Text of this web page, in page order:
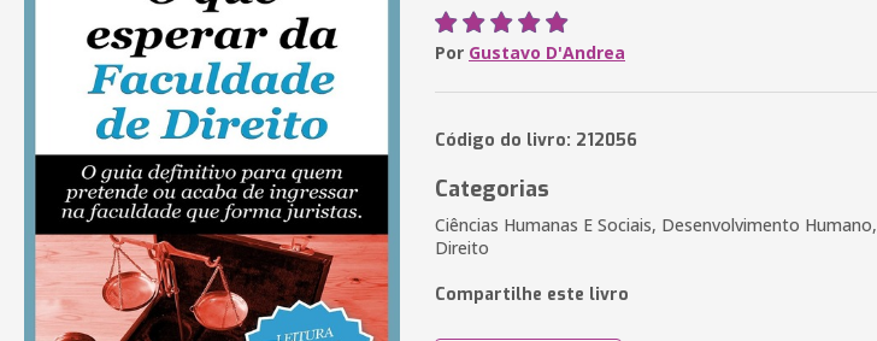
Por Gustavo D'Andrea
Código do livro: 212056
Categorias
Ciências Humanas E Sociais, Desenvolvimento Humano,
Direito
Compartilhe este livro